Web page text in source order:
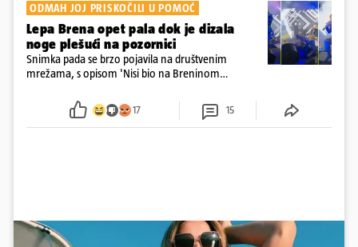
ODMAH JOJ PRISKOČILI U POMOĆ
Lepa Brena opet pala dok je dizala
noge plešući na pozornici
Snimka pada se brzo pojavila na društvenim
mrežama, s opisom 'Nisi bio na Breninom
Srećom, pjevačica se nije ozlijedila nego je s
osmijehom nastavila pjevati
17 15